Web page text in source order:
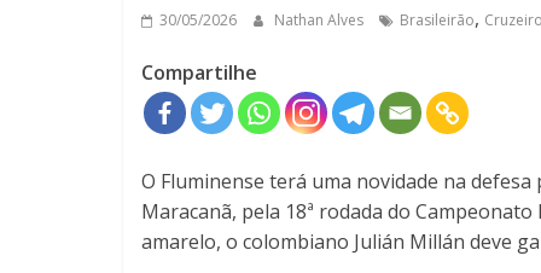
30/05/2026 Nathan Alves Brasileirão,
Compartilhe
O Fluminense terá uma novidade na
Maracanã, pela 18ª rodada do
amarelo, o colombiano Julián Millán deve